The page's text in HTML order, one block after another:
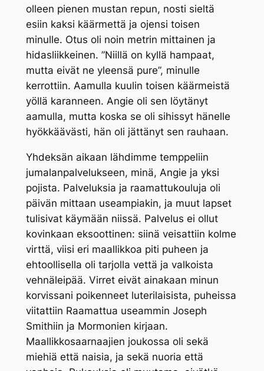
olleen pienen mustan repun, nosti sieltä
esiin kaksi käärmettä ja ojensi toisen
minulle. Otus oli noin metrin mittainen ja
hidasliikkeinen. ”Niillä on kyllä hampaat,
mutta eivät ne yleensä pure”, minulle
kerrottiin. Aamulla kuulin toisen käärmeistä
yöllä karanneen. Angie oli sen löytänyt
aamulla, mutta koska se oli sihissyt hänelle
hyökkäävästi, hän oli jättänyt sen rauhaan.
Yhdeksän aikaan lähdimme temppeliin
jumalanpalvelukseen, minä, Angie ja yksi
pojista. Palveluksia ja raamattukouluja oli
päivän mittaan useampiakin, ja muut lapset
tulisivat käymään niissä. Palvelus ei ollut
kovinkaan eksoottinen: siinä veisattiin kolme
virttä, viisi eri maallikkoa piti puheen ja
ehtoollisella oli tarjolla vettä ja valkoista
vehnäleipää. Virret eivät ainakaan minun
korvissani poikenneet luterilaisista, puheissa
viitattiin Raamattua useammin Joseph
Smithiin ja Mormonien kirjaan.
Maallikkosaarnaajien joukossa oli sekä
miehiä että naisia, ja sekä nuoria että